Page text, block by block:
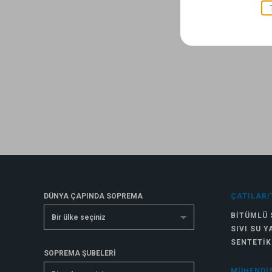
DÜNYA ÇAPINDA SOPREMA
Bir ülke seçiniz
SOPREMA ŞUBELERİ
ÇATILAR/
BITÜMLÜ
SIVI SU